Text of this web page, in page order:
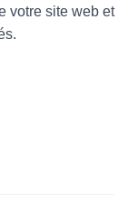
votre site web et